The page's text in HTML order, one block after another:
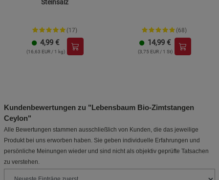
Steinsalz
(17)
4,99 €
(16,63 EUR / 1 kg)
(68)
14,99 €
(3,75 EUR / 1 St)
Kundenbewertungen zu "Lebensbaum Bio-Zimtstangen
Ceylon"
Alle Bewertungen stammen ausschließlich von Kunden, die das jeweilige
Produkt bei uns erworben haben. Sie geben individuelle Erfahrungen und
persönliche Meinungen wieder und sind nicht als objektiv geprüfte Tatsachen
zu verstehen.